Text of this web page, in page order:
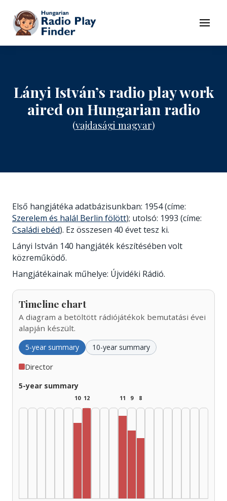
To contents
Menu
Lányi István’s radio play work
aired on Hungarian radio
(vajdasági magyar)
Első hangjátéka adatbázisunkban: 1954 (címe:
Szerelem és halál Berlin fölött); utolsó: 1993 (címe:
Családi ebéd). Ez összesen 40 évet tesz ki.
Lányi István 140 hangjáték készítésében volt
közreműködő.
Hangjátékainak műhelye: Újvidéki Rádió.
Timeline chart
A diagram a betöltött rádiójátékok bemutatási évei
alapján készült.
5-year summary 10-year summary
Director
5-year summary
10 12 11 9 8